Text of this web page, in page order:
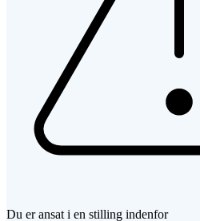
Du er ansat i en stilling indenfor